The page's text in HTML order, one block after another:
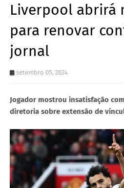
Liverpool abrirá
para renovar
jornal
setembro 05, 2024
Jogador mostrou insatisfação
diretoria sobre extensão de